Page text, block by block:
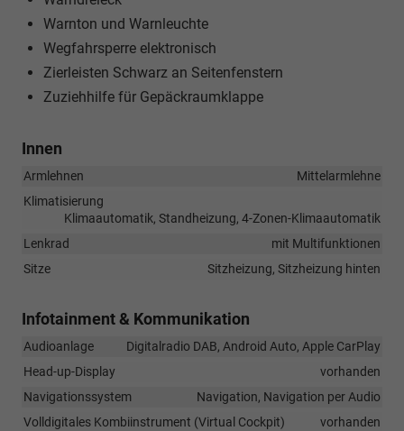
Warnton und Warnleuchte
Wegfahrsperre elektronisch
Zierleisten Schwarz an Seitenfenstern
Zuziehhilfe für Gepäckraumklappe
Innen
Armlehnen
Mittelarmlehne
Klimatisierung
Klimaautomatik, Standheizung, 4-Zonen-Klimaautomatik
Lenkrad
mit Multifunktionen
Sitze
Sitzheizung, Sitzheizung hinten
Infotainment & Kommunikation
Audioanlage
Digitalradio DAB, Android Auto, Apple CarPlay
Head-up-Display
vorhanden
Navigationssystem
Navigation, Navigation per Audio
Volldigitales Kombiinstrument (Virtual Cockpit)
vorhanden